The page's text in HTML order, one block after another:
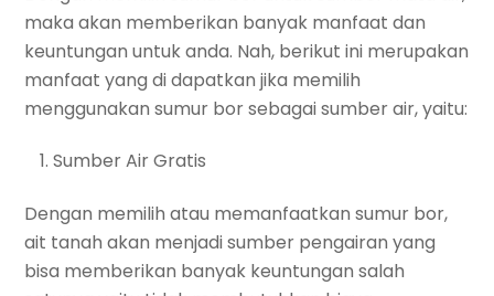
maka akan memberikan banyak manfaat dan
keuntungan untuk anda. Nah, berikut ini merupakan
manfaat yang di dapatkan jika memilih
menggunakan sumur bor sebagai sumber air, yaitu:
Sumber Air Gratis
Dengan memilih atau memanfaatkan sumur bor,
ait tanah akan menjadi sumber pengairan yang
bisa memberikan banyak keuntungan salah